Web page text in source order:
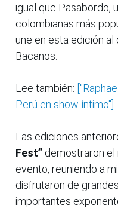
igual que Pasabordo,
colombianas más
une en esta edición
Bacanos.
Lee también:
Perú en show íntimo"]
Las ediciones
Fest” demostraron el
evento, reuniendo a
disfrutaron de
importantes